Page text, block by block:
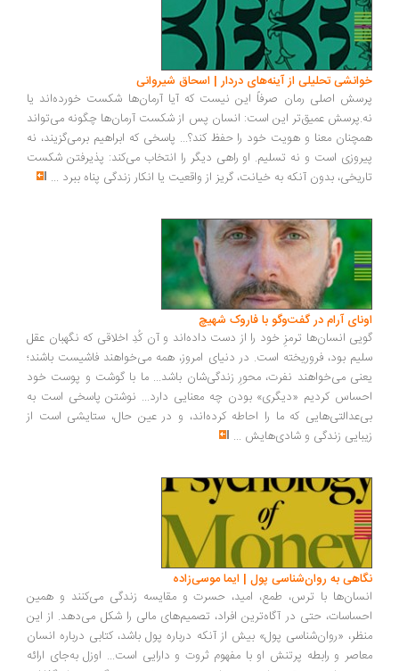
تحلیلی از آینه‌های دردار | اسحاق شیروانی
اصلی رمان صرفاً این نیست که آیا آرمان‌ها شکست خورده‌اند یا
عمیق‌تر این است: انسان پس از شکست آرمان‌ها چگونه می‌تواند
معنا و هویت خود را حفظ کند؟... پاسخی که ابراهیم برمی‌گزیند، نه
است و نه تسلیم. او راهی دیگر را انتخاب می‌کند: پذیرفتن شکست
بدون آنکه به خیانت، گریز از واقعیت یا انکار زندگی پناه ببرد...
آرام در گفت‌وگو با فاروک شهیچ‭
انسان‌ها ترمزِ خود را از دست داده‌اند و آن کُدِ اخلاقی که نگهبان عقل
بود، فروریخته است. در دنیای امروز، همه می‌خواهند فاشیست باشند؛
می‌خواهند نفرت، محورِ زندگی‌شان باشد... ما با گوشت و پوست خود
کردیم «دیگری» بودن چه معنایی دارد... نوشتن پاسخی است به
که ما را احاطه کرده‌اند، و در عین حال، ستایشی است از
زندگی و شادی‌هایش...
به روان‌شناسی پول | ایما موسی‌زاده
با ترس، طمع، امید، حسرت و مقایسه زندگی می‌کنند و همین
حتی در آگاه‌ترین افراد، تصمیم‌های مالی را شکل می‌دهد. از این
«روان‌شناسی پول» بیش از آنکه درباره پول باشد، کتابی درباره انسان
و رابطه پرتنش او با مفهوم ثروت و دارایی است... اوزل به‌جای ارائه